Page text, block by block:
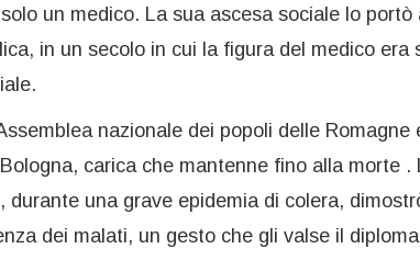
un medico. La sua ascesa sociale lo
in un secolo in cui la figura del medico
nazionale dei popoli delle Romagne
carica che mantenne fino alla morte
durante una grave epidemia di colera,
dei malati, un gesto che gli valse il